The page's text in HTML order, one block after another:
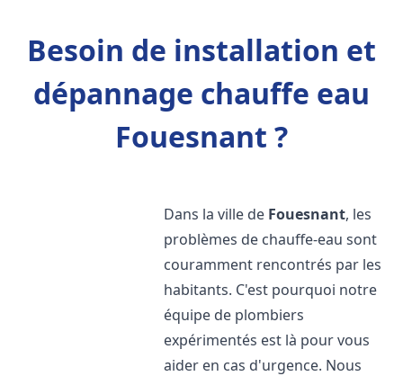
Besoin de installation et
dépannage chauffe eau
Fouesnant ?
Dans la ville de Fouesnant, les
problèmes de chauffe-eau sont
couramment rencontrés par les
habitants. C'est pourquoi notre
équipe de plombiers
expérimentés est là pour vous
aider en cas d'urgence. Nous